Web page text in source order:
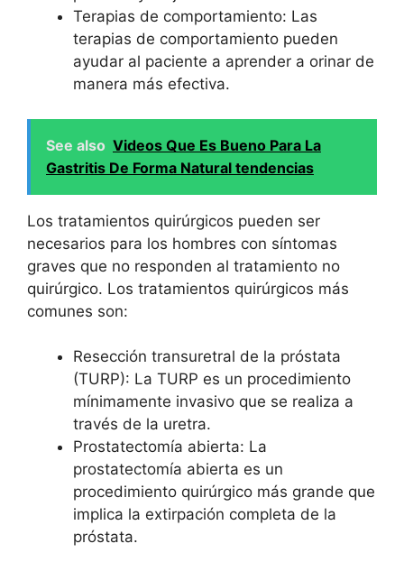
Terapias de comportamiento: Las
terapias de comportamiento pueden
ayudar al paciente a aprender a orinar de
manera más efectiva.
See also Videos Que Es Bueno Para La
Gastritis De Forma Natural tendencias
Los tratamientos quirúrgicos pueden ser
necesarios para los hombres con síntomas
graves que no responden al tratamiento no
quirúrgico. Los tratamientos quirúrgicos más
comunes son:
Resección transuretral de la próstata
(TURP): La TURP es un procedimiento
mínimamente invasivo que se realiza a
través de la uretra.
Prostatectomía abierta: La
prostatectomía abierta es un
procedimiento quirúrgico más grande que
implica la extirpación completa de la
próstata.